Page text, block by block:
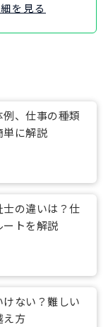
を見る
、仕事の種類
単に解説
の違いは？仕
トを解説
ない？難しい
え方